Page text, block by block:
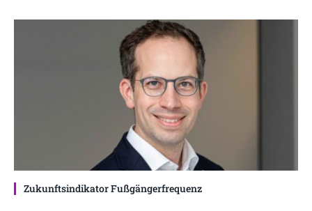
Zukunftsindikator Fußgängerfrequenz